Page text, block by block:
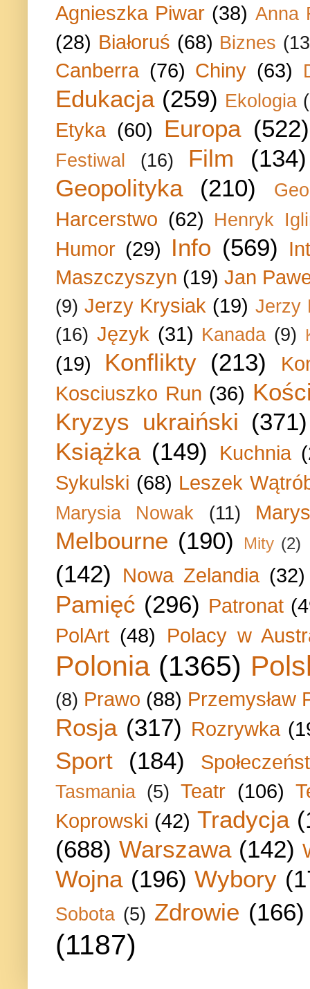
Agnieszka Piwar (38) Anna
(28) Białoruś (68) Biznes
Canberra (76) Chiny (63)
Edukacja (259) Ekologia
Etyka (60) Europa (522)
Festiwal (16) Film
(134)
Geopolityka
(210)
Harcerstwo (62) Henryk
Humor (29) Info (569)
Maszczyszyn (19) Jan
(9) Jerzy Krysiak (19) Jerzy
(16) Język (31) Kanada (9)
(19) Konflikty (213)
Kosciuszko Run (36)
Kryzys ukraiński (371)
Książka (149) Kuchnia
Sykulski (68) Leszek
Marysia Nowak (11)
Melbourne (190) Mity (2)
(142) Nowa Zelandia (32)
Pamięć (296) Patronat
PolArt (48) Polacy w
Polonia (1365)
(8) Prawo (88) Przemysław
Rosja (317) Rozrywka
Sport (184)
Tasmania (5) Teatr (106)
Koprowski (42) Tradycja
(688) Warszawa (142)
Wojna (196) Wybory
Sobota (5) Zdrowie (166)
(1187)